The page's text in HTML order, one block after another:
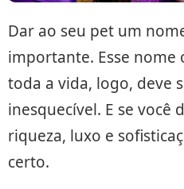
Dar ao seu pet um
importante. Esse
toda a vida, logo, deve
inesquecível. E se você
riqueza, luxo e
certo.